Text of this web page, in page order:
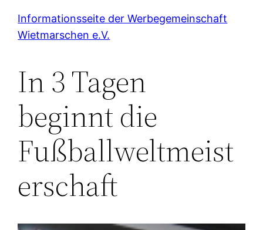
Zum
Inhalt
Informationsseite der Werbegemeinschaft
Wietmarschen e.V.
In 3 Tagen
beginnt die
Fußballweltmeist
erschaft